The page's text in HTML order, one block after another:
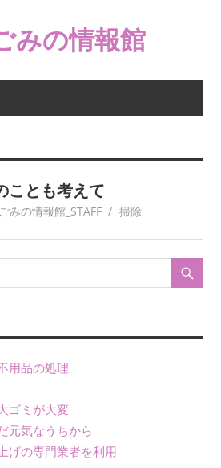
みの情報館
ことも考えて
みの情報館_STAFF 掃除
用品の処理
ゴミが大変
元気なうちから
げの専門業者を利用